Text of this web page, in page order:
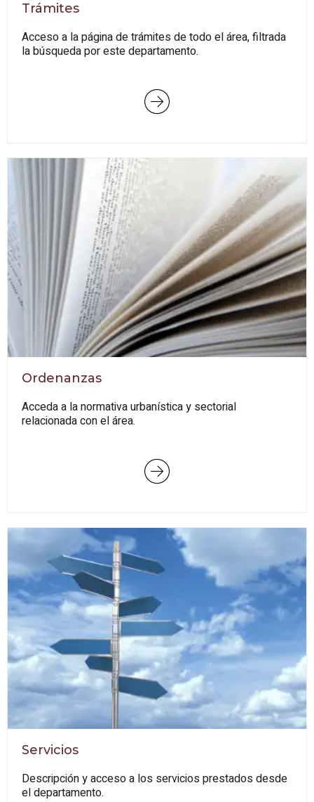
Trámites
Acceso a la página de trámites de todo el área, filtrada
la búsqueda por este departamento.
Ordenanzas
Acceda a la normativa urbanística y sectorial
relacionada con el área.
Servicios
Descripción y acceso a los servicios prestados desde
el departamento.